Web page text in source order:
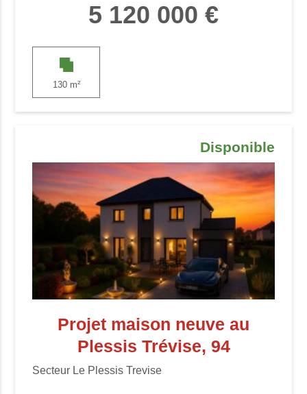
5 120 000 €
130 m²
Disponible
Projet maison neuve au
Plessis Trévise, 94
Secteur Le Plessis Trevise